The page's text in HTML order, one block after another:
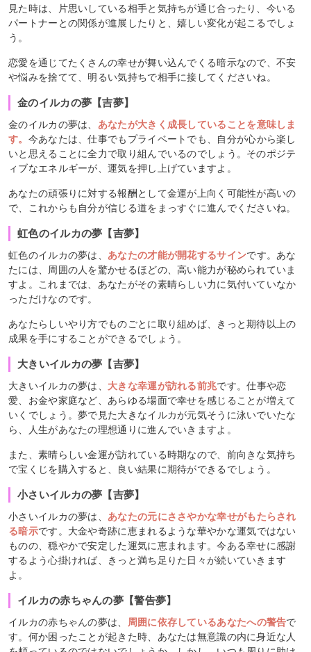
見た時は、片思いしている相手と気持ちが通じ合ったり、今いる
パートナーとの関係が進展したりと、嬉しい変化が起こるでしょ
う。
恋愛を通じてたくさんの幸せが舞い込んでくる暗示なので、不安
や悩みを捨てて、明るい気持ちで相手に接してくださいね。
金のイルカの夢【吉夢】
金のイルカの夢は、 あなたが大きく成長していることを意味しま
す。 今あなたは、仕事でもプライベートでも、自分が心から楽し
いと思えることに全力で取り組んでいるのでしょう。そのポジテ
ィブなエネルギーが、運気を押し上げていますよ。
あなたの頑張りに対する報酬として金運が上向く可能性が高いの
で、これからも自分が信じる道をまっすぐに進んでくださいね。
虹色のイルカの夢【吉夢】
虹色のイルカの夢は、 あなたの才能が開花するサインです。あな
たには、周囲の人を驚かせるほどの、高い能力が秘められていま
すよ。これまでは、あなたがその素晴らしい力に気付いていなか
っただけなのです。
あなたらしいやり方でものごとに取り組めば、きっと期待以上の
成果を手にすることができるでしょう。
大きいイルカの夢【吉夢】
大きいイルカの夢は、 大きな幸運が訪れる前兆です。仕事や恋
愛、お金や家庭など、あらゆる場面で幸せを感じることが増えて
いくでしょう。夢で見た大きなイルカが元気そうに泳いでいたな
ら、人生があなたの理想通りに進んでいきますよ。
また、素晴らしい金運が訪れている時期なので、前向きな気持ち
で宝くじを購入すると、良い結果に期待ができるでしょう。
小さいイルカの夢【吉夢】
小さいイルカの夢は、 あなたの元にささやかな幸せがもたらされ
る暗示です。大金や奇跡に恵まれるような華やかな運気ではない
ものの、穏やかで安定した運気に恵まれます。今ある幸せに感謝
するよう心掛ければ、きっと満ち足りた日々が続いていきます
よ。
イルカの赤ちゃんの夢【警告夢】
イルカの赤ちゃんの夢は、 周囲に依存しているあなたへの警告で
す。何か困ったことが起きた時、あなたは無意識の内に身近な人